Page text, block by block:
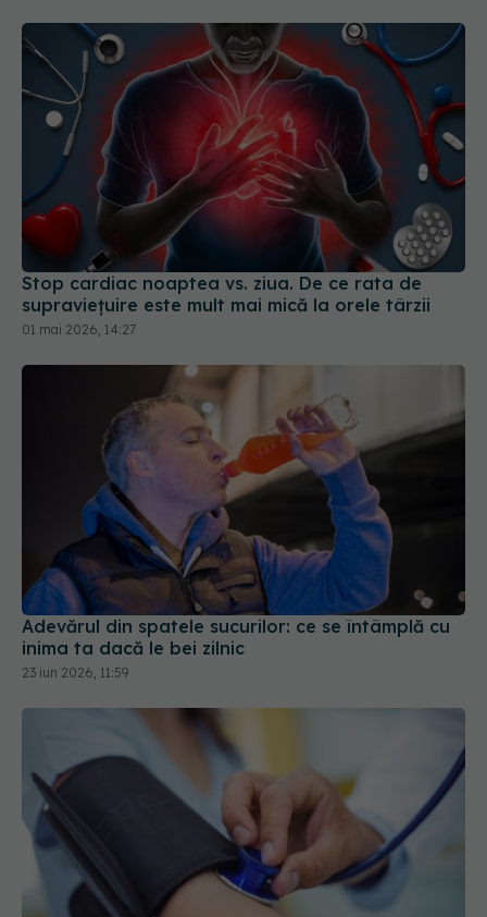
Stop cardiac noaptea vs. ziua. De ce rata de
supraviețuire este mult mai mică la orele târzii
01 mai 2026, 14:27
Adevărul din spatele sucurilor: ce se întâmplă cu
inima ta dacă le bei zilnic
23 iun 2026, 11:59